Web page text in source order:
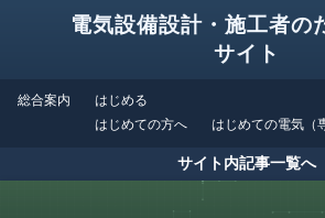
電気設備設計・施工者の
サイト
総合案内
はじめる
はじめての方へ
はじめての電気（
サイト内記事一覧へ